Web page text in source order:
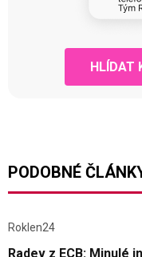
HLÍDAT
PODOBNÉ
Roklen24
Radev z ECB: Minulé